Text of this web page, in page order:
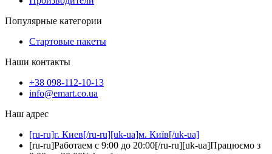
Популярные категории
Стартовые пакеты
Наши контакты
+38 098-112-10-13
info@emart.co.ua
Наш адрес
[ru-ru]г. Киев[/ru-ru][uk-ua]м. Київ[/uk-ua]
[ru-ru]Работаем с 9:00 до 20:00[/ru-ru][uk-ua]Працюємо з